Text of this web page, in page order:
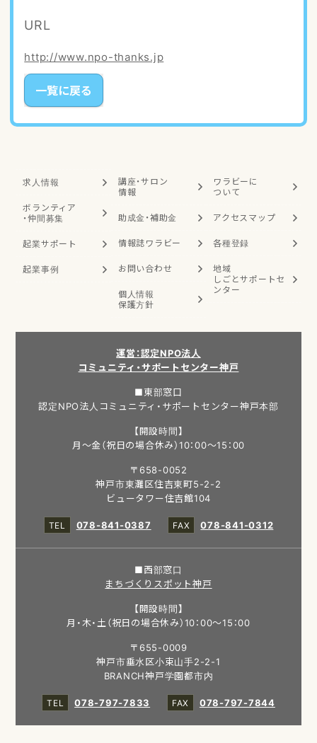
URL
http://www.npo-thanks.jp
一覧に戻る
求人情報
ボランティア
・仲間募集
起業サポート
起業事例
講座・サロン
情報
助成金・補助金
情報誌ワラビー
お問い合わせ
個人情報
保護方針
ワラビーに
ついて
アクセスマップ
各種登録
地域
しごとサポートセ
ンター
運営：認定NPO法人
コミュニティ・サポートセンター神戸
■東部窓口
認定NPO法人コミュニティ・サポートセンター神戸本部
【開設時間】
月～金（祝日の場合休み）10：00～15：00
〒658-0052
神戸市東灘区住吉東町5-2-2
ビュータワー住吉館104
078-841-0387
078-841-0312
■西部窓口
まちづくりスポット神戸
【開設時間】
月・木・土（祝日の場合休み）10：00～15：00
〒655-0009
神戸市垂水区小束山手2-2-1
BRANCH神戸学園都市内
078-797-7833
078-797-7844